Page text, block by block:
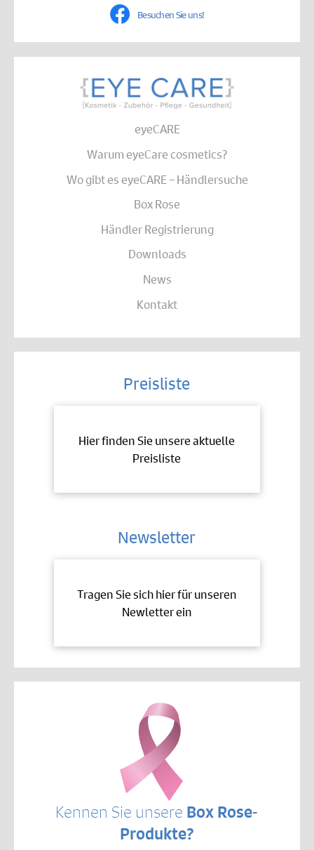
Besuchen Sie uns!
eyeCARE
Warum eyeCare cosmetics?
Wo gibt es eyeCARE – Händlersuche
Box Rose
Händler Registrierung
Downloads
News
Kontakt
Preisliste
Hier finden Sie unsere aktuelle
Preisliste
Newsletter
Tragen Sie sich hier für unseren
Newletter ein
Kennen Sie unsere Box Rose-
Produkte?